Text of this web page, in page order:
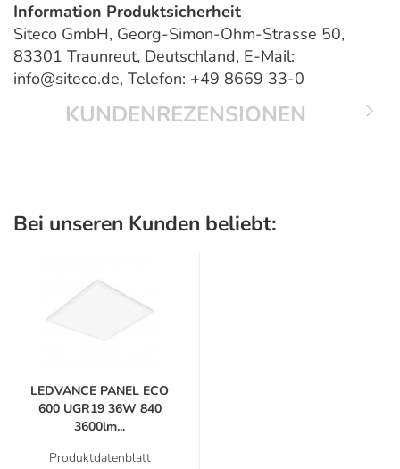
Information Produktsicherheit
Siteco GmbH, Georg-Simon-Ohm-Strasse 50,
83301 Traunreut, Deutschland, E-Mail:
info@siteco.de, Telefon: +49 8669 33-0
KUNDENREZENSIONEN
Bei unseren Kunden beliebt:
LEDVANCE PANEL ECO
600 UGR19 36W 840
3600lm...
Produktdatenblatt